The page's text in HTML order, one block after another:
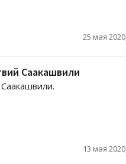
25 мая
Саакашвили
13 мая